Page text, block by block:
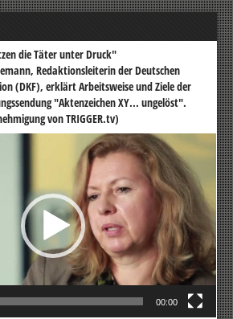
die Täter unter Druck"
Redaktionsleiterin der Deutschen
(DKF), erklärt Arbeitsweise und Ziele der
"Aktenzeichen XY... ungelöst".
von TRIGGER.tv)
00:00